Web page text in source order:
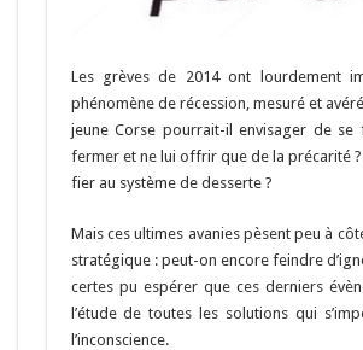
Les grèves de 2014 ont lourdement
phénomène de récession, mesuré et
jeune Corse pourrait-il envisager de
fermer et ne lui offrir que de la précarité
fier au système de desserte ?
Mais ces ultimes avanies pèsent peu à
stratégique : peut-on encore feindre
certes pu espérer que ces derniers
l’étude de toutes les solutions qui
l’inconscience.